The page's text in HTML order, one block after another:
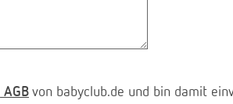
AGB von babyclub.de und bin damit